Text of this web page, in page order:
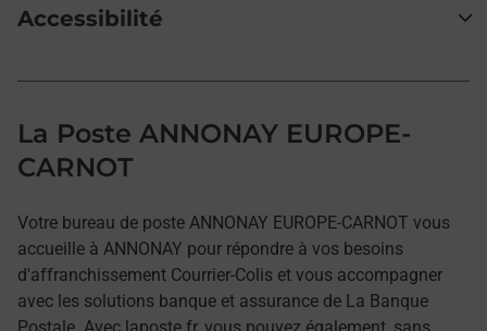
Accessibilité
La Poste ANNONAY EUROPE-
CARNOT
Votre bureau de poste ANNONAY EUROPE-CARNOT vous
accueille à ANNONAY pour répondre à vos besoins
d'affranchissement Courrier-Colis et vous accompagner
avec les solutions banque et assurance de La Banque